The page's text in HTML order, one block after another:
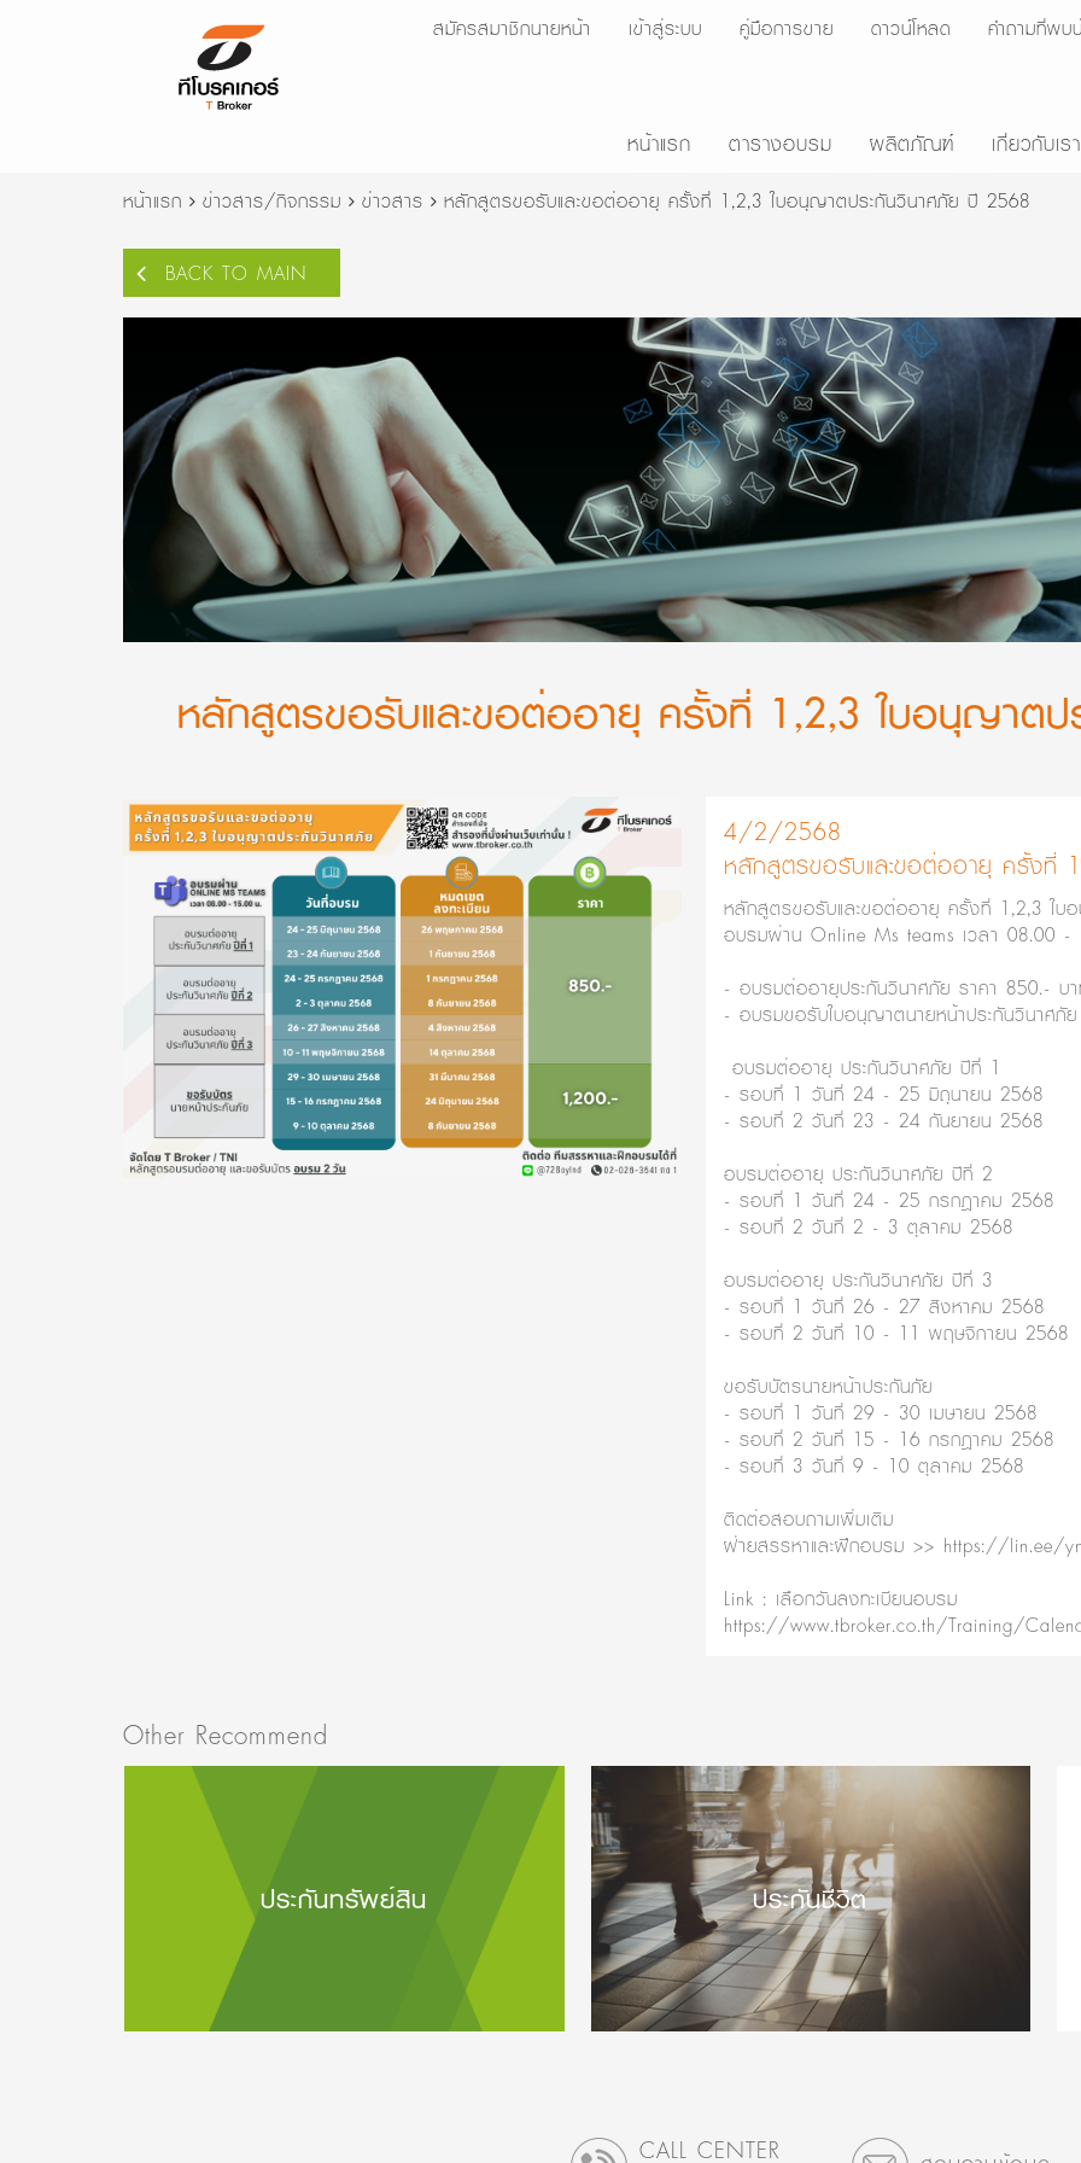
สมัครสมาชิกนายหน้า เข้าสู่ระบบ คู่มือการขาย ดาวน์โหลด คำถามที่พบ
หน้าแรก ตารางอบรม ผลิตภัณฑ์ เกี่ยวกับเรา
หน้าแรก ข่าวสาร/กิจกรรม ข่าวสาร หลักสูตรขอรับและขอต่ออายุ ครั้งที่ 1,2,3 ใบอนุญาตประกันวินาศภัย ปี 2568
BACK TO MAIN
หลักสูตรขอรับและขอต่ออายุ ครั้งที่ 1,2,3 ใบอนุญาต
4/2/2568
หลักสูตรขอรับและขอต่ออายุ ครั้งที่
หลักสูตรขอรับและขอต่ออายุ ครั้งที่ 1,2,3 ใบ
อบรมผ่าน Online Ms teams เวลา 08.00 -
- อบรมต่ออายุประกันวินาศภัย ราคา 850.- บ
- อบรมขอรับใบอนุญาตนายหน้าประกันวินาศภั
อบรมต่ออายุ ประกันวินาศภัย ปีที่ 1
- รอบที่ 1 วันที่ 24 - 25 มิถุนายน 2568
- รอบที่ 2 วันที่ 23 - 24 กันยายน 2568
อบรมต่ออายุ ประกันวินาศภัย ปีที่ 2
- รอบที่ 1 วันที่ 24 - 25 กรกฎาคม 2568
- รอบที่ 2 วันที่ 2 - 3 ตุลาคม 2568
อบรมต่ออายุ ประกันวินาศภัย ปีที่ 3
- รอบที่ 1 วันที่ 26 - 27 สิงหาคม 2568
- รอบที่ 2 วันที่ 10 - 11 พฤษจิกายน 2568
ขอรับบัตรนายหน้าประกันภัย
- รอบที่ 1 วันที่ 29 - 30 เมษายน 2568
- รอบที่ 2 วันที่ 15 - 16 กรกฎาคม 2568
- รอบที่ 3 วันที่ 9 - 10 ตุลาคม 2568
ติดต่อสอบถามเพิ่มเติม
ฝ่ายสรรหาและฝึกอบรม >> https://lin.ee/
Link : เลือกวันลงทะเบียนอบรม
https://www.tbroker.co.th/Training/
Other Recommend
ประกันทรัพย์สิน ประกันชีวิต
CALL CENTER